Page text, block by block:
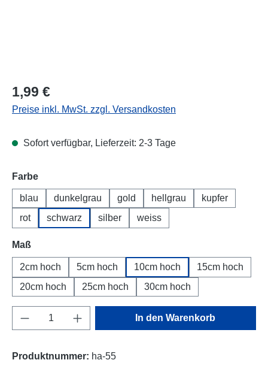
Regulärer Preis:
1,99 €
Preise inkl. MwSt. zzgl. Versandkosten
Sofort verfügbar, Lieferzeit: 2-3 Tage
Farbe
blau dunkelgrau gold hellgrau
kupfer
rot
schwarz silber weiss
Maß
2cm hoch 5cm hoch 10cm hoch
15cm hoch
20cm hoch
25cm hoch 30cm hoch
Produkt Anzahl: Gib den gewünschten
In den Warenkorb
Produktnummer: ha-55